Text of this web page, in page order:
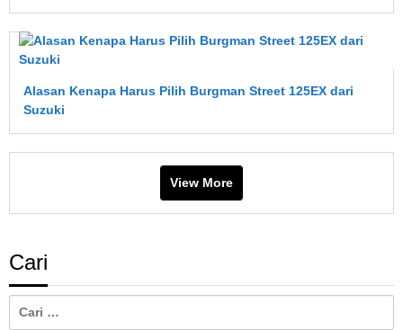
Ini
Penjelasan
Lengkapnya
Alasan Kenapa Harus Pilih Burgman Street 125EX dari
Suzuki
View More
Cari